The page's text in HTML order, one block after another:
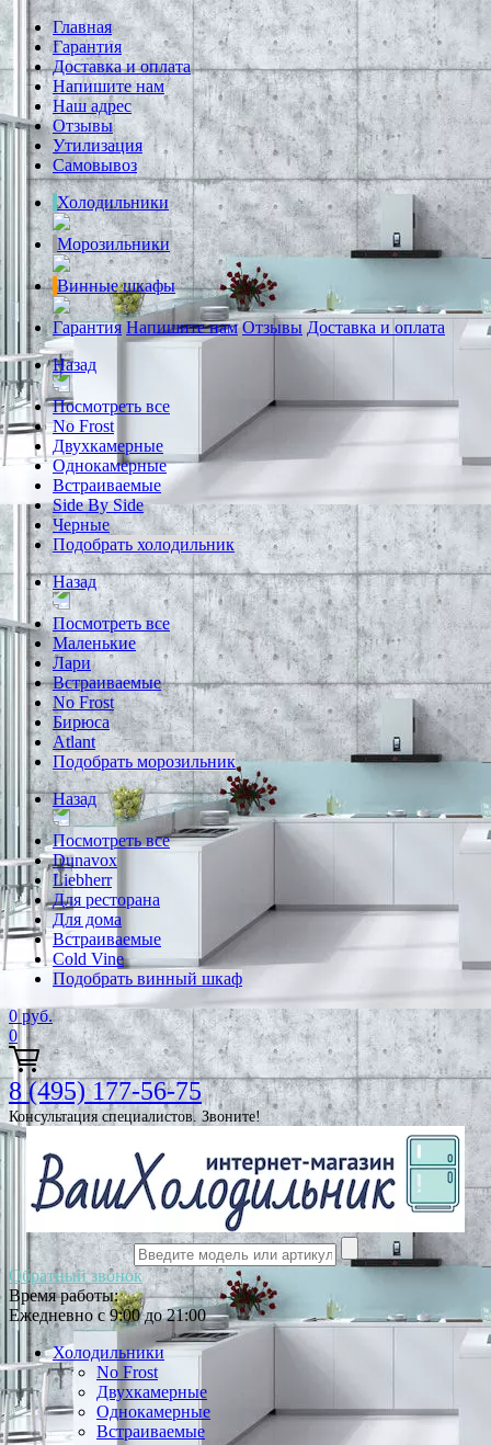
Главная
Гарантия
Доставка и оплата
Напишите нам
Наш адрес
Отзывы
Утилизация
Самовывоз
Холодильники
Морозильники
Винные шкафы
Гарантия Напишите нам Отзывы Доставка и оплата
Назад
Посмотреть все
No Frost
Двухкамерные
Однокамерные
Встраиваемые
Side By Side
Черные
Подобрать холодильник
Назад
Посмотреть все
Маленькие
Лари
Встраиваемые
No Frost
Бирюса
Atlant
Подобрать морозильник
Назад
Посмотреть все
Dunavox
Liebherr
Для ресторана
Для дома
Встраиваемые
Cold Vine
Подобрать винный шкаф
0 руб.
0
8 (495) 177-56-75
Консультация специалистов. Звоните!
Обратный звонок
Время работы:
Ежедневно с 9:00 до 21:00
Холодильники
No Frost
Двухкамерные
Однокамерные
Встраиваемые